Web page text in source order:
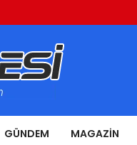
GÜNDEM MAGAZIN